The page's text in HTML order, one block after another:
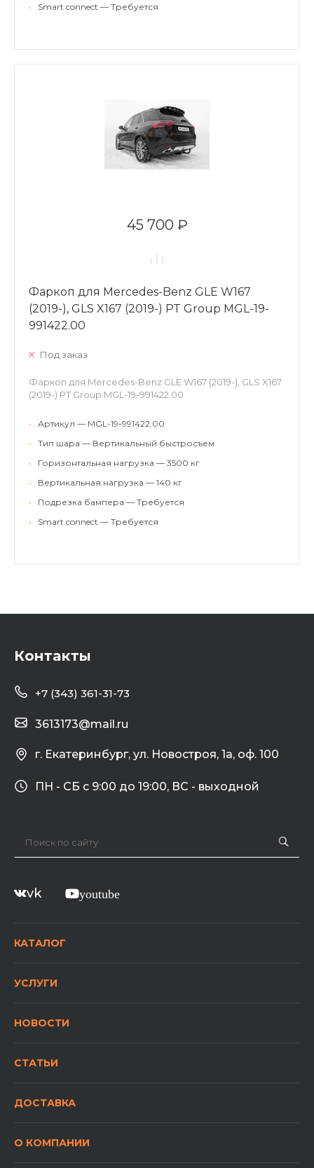
•
Smart connect — Требуется
45 700 ₽
Фаркоп для Mercedes-Benz GLE W167
(2019-), GLS X167 (2019-) PT Group MGL-19-
991422.00
Под заказ
Фаркоп для Mercedes-Benz GLE W167 (2019-), GLS X167
(2019-) PT Group MGL-19-991422.00
•
Артикул — MGL-19-991422.00
•
Тип шара — Вертикальный быстросъем
•
Горизонтальная нагрузка — 3500 кг
•
Вертикальная нагрузка — 140 кг
•
Подрезка бампера — Требуется
•
Smart connect — Требуется
Контакты
+7 (343) 361-31-73
г. Екатеринбург, ул. Новостроя, 1а, оф. 100
3613173@mail.ru
ПН - СБ с 9:00 до 19:00, ВС - выходной
vk youtube
КАТАЛОГ
УСЛУГИ
НОВОСТИ
СТАТЬИ
ДОСТАВКА
О КОМПАНИИ